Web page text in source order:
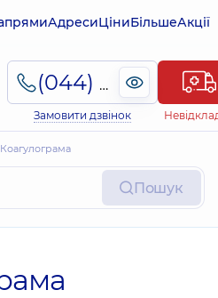
АдресиЦіниБільшеАкції
(044) 495-2-888
Замовити дзвінок
Коагулограма
Пошук